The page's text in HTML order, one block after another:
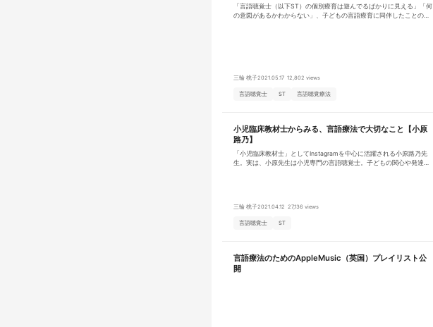
治療、診察した方を対象に独自のウェルネスプログラムを行っている
施設になります。 主に腰部疾患が起因となる症状の改善に取り組んで
る」ことが昨今わかってきました。 当施設を心待ちにしております患
者様をひとりでも多く受け入れていきたいと考えており、 弊社で
自宅でのセルフケアーを継続することを目標にリハビリに励んでいた
だいております。 提携先のILC国際腰痛クリニック監修のもと、椎間
板変性や腰椎椎間板ヘルニアなどの起因となる症状を改善するにあた
り、運動療法だけでは症状の緩和が難しい症例が多数ある為、腰痛治
療後のフォローアップとして理学療法士、鍼灸師、美容師、調理師と
「言語聴覚士（以下ST）の個別療育は遊んでるばかりに見える」「何
の意図があるかわからない」、子どもの言語療育に同伴したことのあ
三輪 桃子2021.05.17 12,802 views
言語聴覚士 ST 言語聴覚療法
小児臨床教材士からみる、言語療法で大切なこと【小原
路乃】
「小児臨床教材士」としてInstagramを中心に活躍される小原路乃先
生。実は、小原先生は小児専門の言語聴覚士。子どもの関心や発達に
三輪 桃子2021.04.12 27,136 views
言語聴覚士 ST
言語療法のためのAppleMusic（英国）プレイリスト公
開